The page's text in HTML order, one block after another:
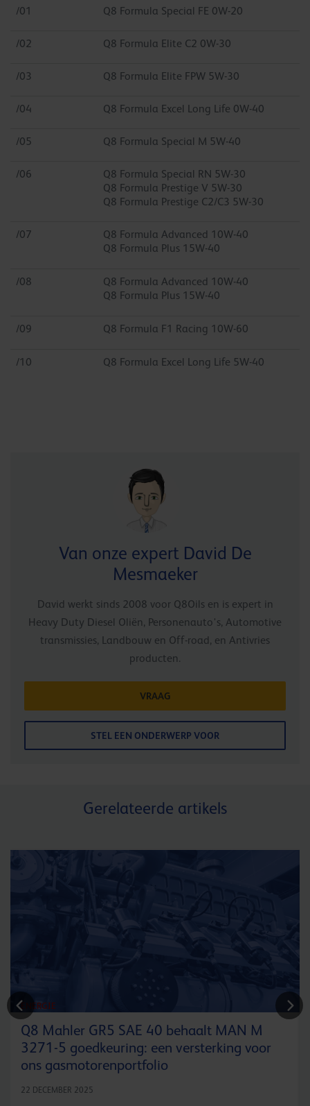
/01 Q8 Formula Special FE 0W-20
/02 Q8 Formula Elite C2 0W-30
/03 Q8 Formula Elite FPW 5W-30
/04 Q8 Formula Excel Long Life 0W-40
/05 Q8 Formula Special M 5W-40
/06
Q8 Formula Special RN 5W-30
Q8 Formula Prestige V 5W-30
Q8 Formula Prestige C2/C3 5W-30
/07
Q8 Formula Advanced 10W-40
Q8 Formula Plus 15W-40
/08
Q8 Formula Advanced 10W-40
Q8 Formula Plus 15W-40
/09 Q8 Formula F1 Racing 10W-60
/10 Q8 Formula Excel Long Life 5W-40
Van onze expert David De
Mesmaeker
David werkt sinds 2008 voor Q8Oils en is expert in
Heavy Duty Diesel Oliën, Personenauto's, Automotive
transmissies, Landbouw en Off-road, en Antivries
producten.
VRAAG
STEL EEN ONDERWERP VOOR
Gerelateerde artikels
ENERGIE
Q8 Mahler GR5 SAE 40 behaalt MAN M
3271-5 goedkeuring: een versterking voor
ons gasmotorenportfolio
22 DECEMBER 2025